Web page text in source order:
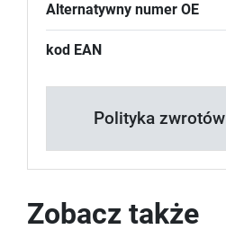
Alternatywny numer OE
kod EAN
Polityka zwrotów
Zobacz także